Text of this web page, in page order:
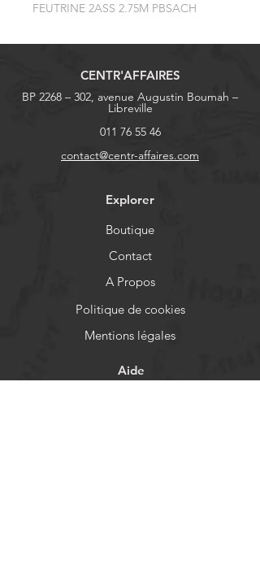
FEUTRINE 2ASS 2.75M PBSACH
CENTR'AFFAIRES
BP 2268 – 302, avenue Augustin Boumah –
Libreville
011 76 55 46
contact@centr-affaires.com
Explorer
Boutique
Contact
A Propos
Politique de cookies
Mentions légales
Aide